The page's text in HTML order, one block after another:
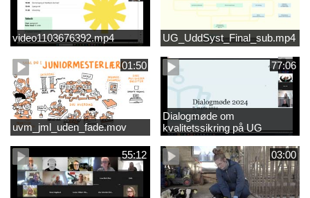
video1103676392.mp4 UG_UddSyst_Final_sub.mp4
01:50
uvm_jml_uden_fade.mov
77:06
Dialogmøde om
kvalitetssikring på UG
55:12 03:00